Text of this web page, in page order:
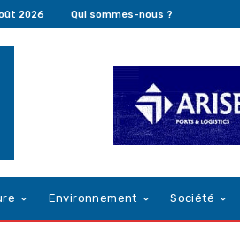
2026 Qui sommes-nous ?
Environnement Société